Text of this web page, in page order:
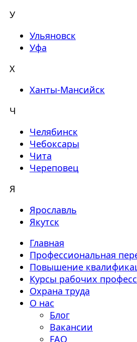
У
Ульяновск
Уфа
Х
Ханты-Мансийск
Ч
Челябинск
Чебоксары
Чита
Череповец
Я
Ярославль
Якутск
Главная
Профессиональная
Повышение
Курсы рабочих
Охрана труда
О нас
Блог
Вакансии
FAQ